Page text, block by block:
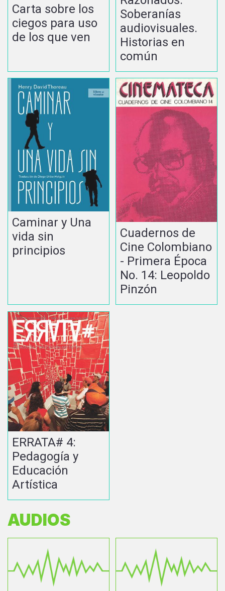
Carta sobre los
ciegos para uso
de los que ven
Soberanías
audiovisuales.
Historias en
común
Caminar y Una
vida sin
principios
Cuadernos de
Cine Colombiano
- Primera Época
No. 14: Leopoldo
Pinzón
ERRATA# 4:
Pedagogía y
Educación
Artística
AUDIOS